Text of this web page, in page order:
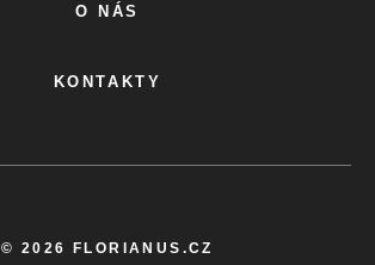
O NÁS
KONTAKTY
© 2026 FLORIANUS.CZ